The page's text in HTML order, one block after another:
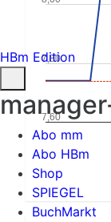
7,60
7,80
HBm Edition
Abo mm
Abo HBm
Shop
SPIEGEL
BuchMarkt